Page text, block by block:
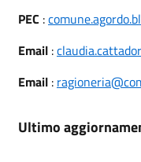
PEC :
Email:
Email:
Ultimo